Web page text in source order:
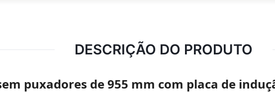
DESCRIÇÃO DO PRODUTO
puxadores de 955 mm com placa de